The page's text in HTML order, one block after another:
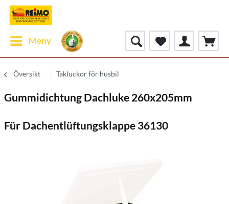
Meny
Översikt Takluckor för husbil
Gummidichtung Dachluke 260x205mm
Für Dachentlüftungsklappe 36130